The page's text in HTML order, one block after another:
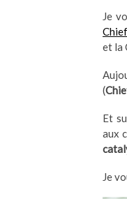
Je
et la
(
Et
aux
Je